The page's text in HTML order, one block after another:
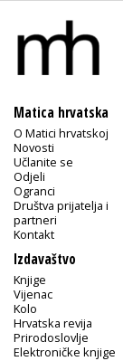
Matica hrvatska
O Matici hrvatskoj
Novosti
Učlanite se
Odjeli
Ogranci
Društva prijatelja i
partneri
Kontakt
Izdavaštvo
Knjige
Vijenac
Kolo
Hrvatska revija
Prirodoslovlje
Elektroničke knjige